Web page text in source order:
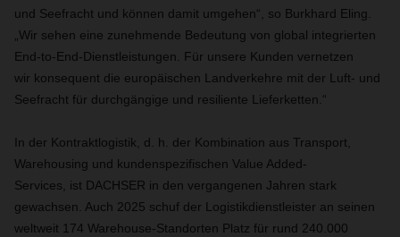
und Seefracht und können damit umgehen“, so Burkhard Eling.
„Wir sehen eine zunehmende Bedeutung von global integrierten
End-to-End-Dienstleistungen. Für unsere Kunden vernetzen
wir konsequent die europäischen Landverkehre mit der Luft- und
Seefracht für durchgängige und resiliente Lieferketten.“
In der Kontraktlogistik, d. h. der Kombination aus Transport,
Warehousing und kundenspezifischen Value Added-
Services, ist DACHSER in den vergangenen Jahren stark
gewachsen. Auch 2025 schuf der Logistikdienstleister an seinen
weltweit 174 Warehouse-Standorten Platz für rund 240.000